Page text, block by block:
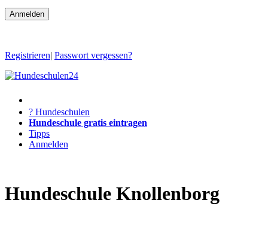
Registrieren| Passwort vergessen?
? Hundeschulen
Hundeschule gratis eintragen
Tipps
Anmelden
Hundeschule Knollenborg